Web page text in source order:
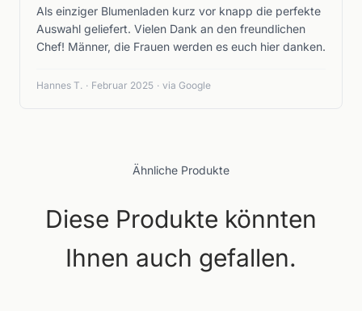
Als einziger Blumenladen kurz vor knapp die perfekte
Auswahl geliefert. Vielen Dank an den freundlichen
Chef! Männer, die Frauen werden es euch hier danken.
Hannes T. · Februar 2025 · via Google
Ähnliche Produkte
Diese Produkte könnten
Ihnen auch gefallen.